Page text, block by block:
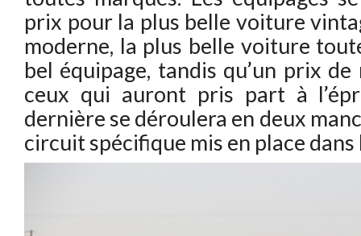
prix pour la plus belle voiture
moderne, la plus belle voiture
bel équipage, tandis qu’un prix
ceux qui auront pris part à
dernière se déroulera en deux
circuit spécifique mis en place dans